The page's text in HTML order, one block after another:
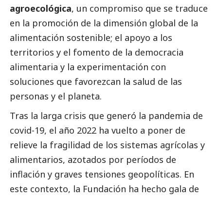
agroecológica, un compromiso que se traduce
en la promoción de la dimensión global de la
alimentación sostenible; el apoyo a los
territorios y el fomento de la democracia
alimentaria y la experimentación con
soluciones que favorezcan la salud de las
personas y el planeta.
Tras la larga crisis que generó la pandemia de
covid-19, el año 2022 ha vuelto a poner de
relieve la fragilidad de los sistemas agrícolas y
alimentarios, azotados por períodos de
inflación y graves tensiones geopolíticas. En
este contexto, la Fundación ha hecho gala de